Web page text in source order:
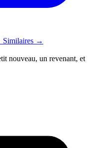
Similaires →